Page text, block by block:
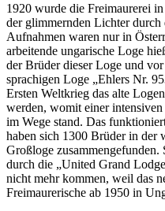
1920 wurde die Freimaurerei
der glimmernden Lichter durch
Aufnahmen waren nur in
arbeitende ungarische Loge
der Brüder dieser Loge und
sprachigen Loge „Ehlers Nr.
Ersten Weltkrieg das alte
werden, womit einer
im Wege stand. Das
haben sich 1300 Brüder in der
Großloge
durch die „United Grand
nicht mehr kommen, weil das
Freimaurerische ab 1950 in